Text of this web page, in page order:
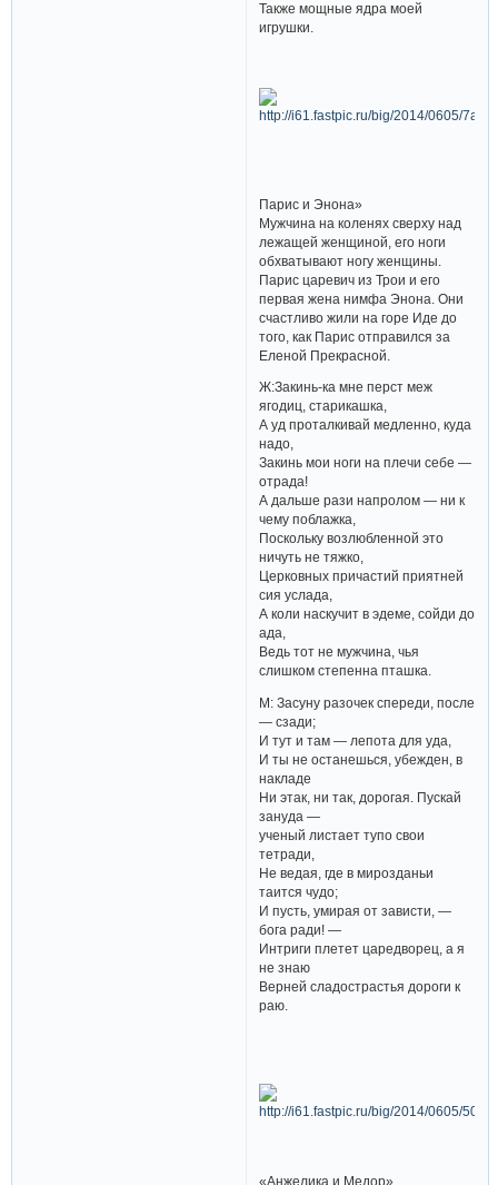
Также мощные ядра моей
игрушки.
Парис и Энона»
Мужчина на коленях сверху над
лежащей женщиной, его ноги
обхватывают ногу женщины.
Парис царевич из Трои и его
первая жена нимфа Энона. Они
счастливо жили на горе Иде до
того, как Парис отправился за
Еленой Прекрасной.
Ж:Закинь-ка мне перст меж
ягодиц, старикашка,
А уд проталкивай медленно, куда
надо,
Закинь мои ноги на плечи себе —
отрада!
А дальше рази напролом — ни к
чему поблажка,
Поскольку возлюбленной это
ничуть не тяжко,
Церковных причастий приятней
сия услада,
А коли наскучит в эдеме, сойди до
ада,
Ведь тот не мужчина, чья
слишком степенна пташка.
М: Засуну разочек спереди, после
— сзади;
И тут и там — лепота для уда,
И ты не останешься, убежден, в
накладе
Ни этак, ни так, дорогая. Пускай
зануда —
ученый листает тупо свои
тетради,
Не ведая, где в мирозданьи
таится чудо;
И пусть, умирая от зависти, —
бога ради! —
Интриги плетет царедворец, а я
не знаю
Верней сладострастья дороги к
раю.
«Анжелика и Медор»